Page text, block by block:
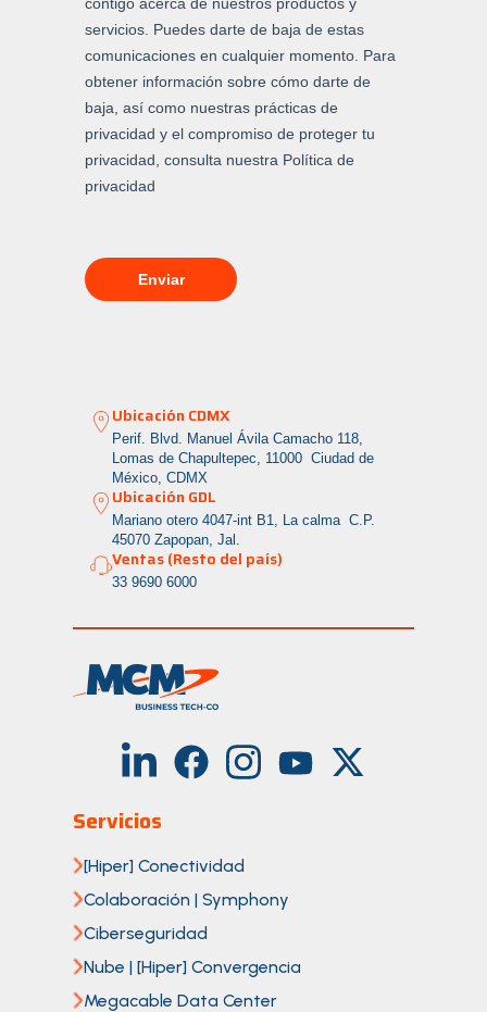
Ubicación CDMX
Perif. Blvd. Manuel Ávila Camacho 118,
Lomas de Chapultepec, 11000 Ciudad de
México, CDMX
Ubicación GDL
Mariano otero 4047-int B1, La calma C.P.
45070 Zapopan, Jal.
Ventas (Resto del país)
33 9690 6000
Servicios
[Hiper] Conectividad
Colaboración | Symphony
Ciberseguridad
Nube | [Hiper] Convergencia
Megacable Data Center